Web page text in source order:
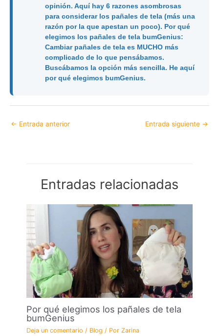
opinión. Aquí hay 6 razones asombrosas
para considerar los pañales de tela (más una
razón por la que apestan un poco). Por qué
elegimos los pañales de tela bumGenius:
Cambiar pañales de tela es MUCHO más
complicado de lo que pensábamos.
Buscábamos la opción más sencilla. He aquí
por qué elegimos bumGenius.
← Entrada anterior Entrada siguiente →
Entradas relacionadas
Por qué elegimos los pañales de tela
bumGenius
Deja un comentario / Blog / PorZarina